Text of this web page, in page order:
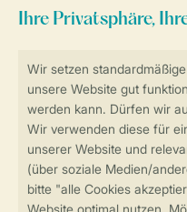
Sicher und schnell
SSL-Verschlüsselung
Sichere
Sicheres Bezahlen